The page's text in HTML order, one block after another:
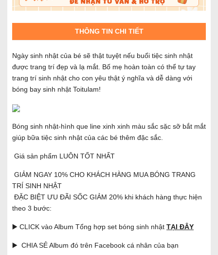
THÔNG TIN CHI TIẾT
Ngày sinh nhật của bé sẽ thật tuyệt nếu buổi tiệc sinh nhật
được trang trí đẹp và lạ mắt. Bố mẹ hoàn toàn có thể tự tay
trang trí sinh nhật cho con yêu thật ý nghĩa và dễ dàng với
bóng bay sinh nhật Toitulam!
Bóng sinh nhật-hình que line xinh xinh màu sắc sặc sỡ bắt mắt
giúp bữa tiệc sinh nhật của các bé thêm đặc sắc.
Giá sản phẩm LUÔN TỐT NHẤT
GIẢM NGAY 10% CHO KHÁCH HÀNG MUA BÓNG TRANG
TRÍ SINH NHẬT
ĐẶC BIỆT ƯU ĐÃI SỐC GIẢM 20% khi khách hàng thực hiện
theo 3 bước:
▶️ CLICK vào Album Tổng hợp set bóng sinh nhật TẠI ĐÂY
▶️ CHIA SẺ Album đó trên Facebook cá nhân của bạn